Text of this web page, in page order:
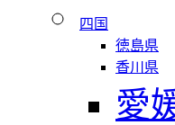
四国
徳島県
香川県
愛